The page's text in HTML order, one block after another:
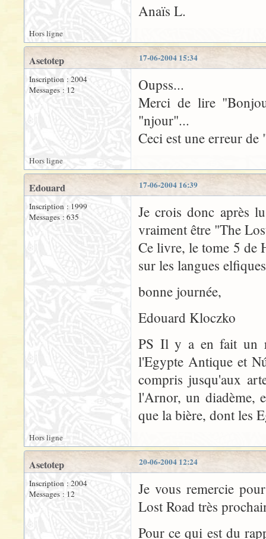
Anaïs L.
Hors ligne
17-06-2004 15:34
Asetotep
Inscription : 2004
Messages : 12
Oupss...
Merci de lire
"njour"...
Ceci est une erreur
Hors ligne
17-06-2004 16:39
Edouard
Inscription : 1999
Messages : 635
Je crois donc après
vraiment être "The
Ce livre, le tome 5 de
sur les langues
bonne journée,
Edouard Kloczko
PS Il y a en fait un
l'Egypte Antique et
compris jusqu'aux
l'Arnor, un diadème,
que la bière, dont les
Hors ligne
20-06-2004 12:24
Asetotep
Inscription : 2004
Messages : 12
Je vous remercie
Lost Road très
Pour ce qui est du